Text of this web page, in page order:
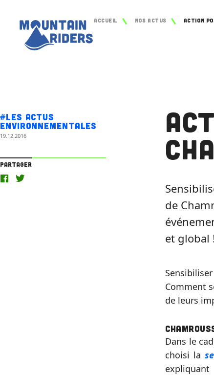
Accueil Nos actus
#Les actus
environnementales
19.12.2016
Partager
de
et global
Comment
de leurs
Dans le
choisi la